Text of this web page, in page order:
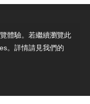
體驗。若繼續瀏覽此
。詳情請見我們的